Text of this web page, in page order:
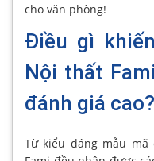
cho văn phòng!
Điều gì
Nội thất
đánh giá cao?
Từ kiểu dáng mẫu